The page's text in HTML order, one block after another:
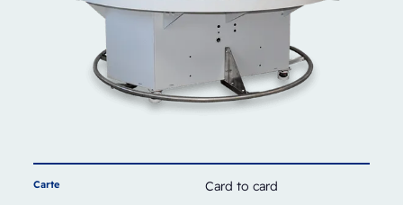
Carte Card to card